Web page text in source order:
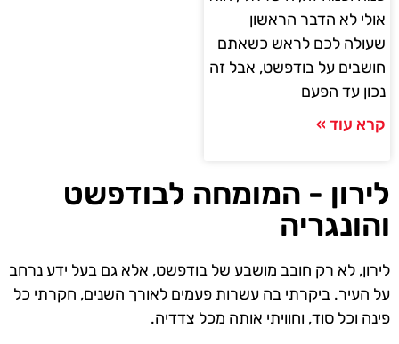
אולי לא הדבר הראשון
שעולה לכם לראש כשאתם
חושבים על בודפשט, אבל זה
נכון עד הפעם
קרא עוד »
לירון - המומחה לבודפשט
והונגריה
לירון, לא רק חובב מושבע של בודפשט, אלא גם בעל ידע נרחב
על העיר. ביקרתי בה עשרות פעמים לאורך השנים, חקרתי כל
פינה וכל סוד, וחוויתי אותה מכל צדדיה.